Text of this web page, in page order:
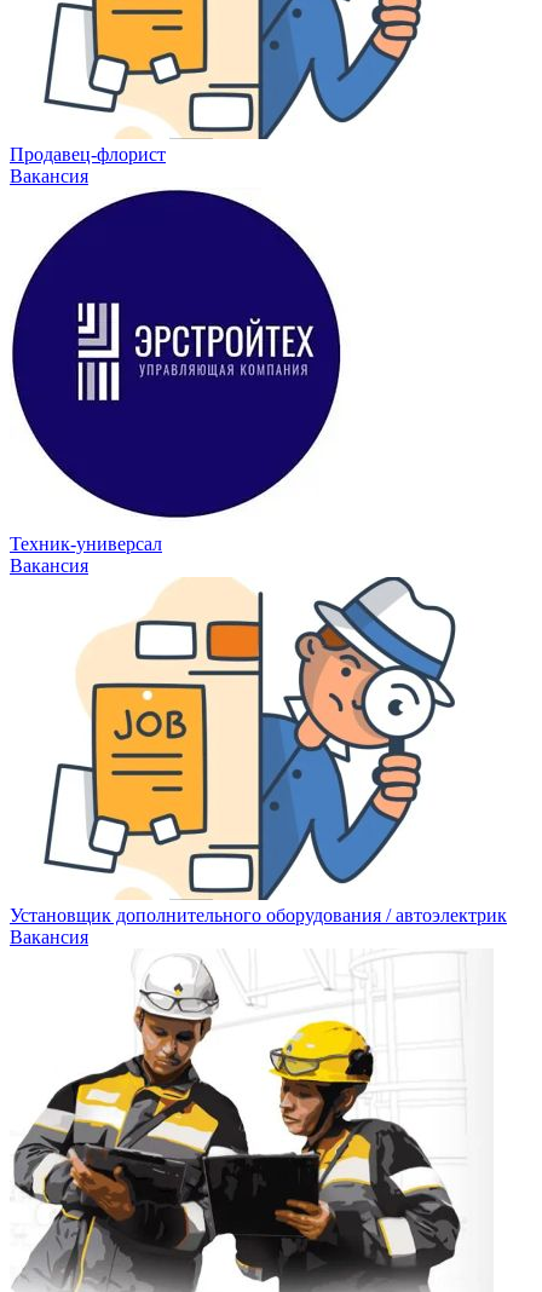
Продавец-флорист
Вакансия
Техник-универсал
Вакансия
Установщик дополнительного оборудования / автоэлектрик
Вакансия